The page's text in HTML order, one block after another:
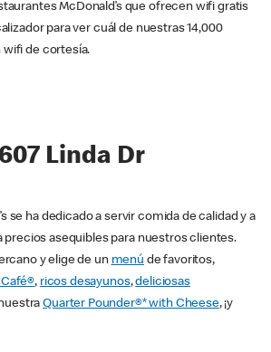
McDonald’s que ofrecen wifi gratis
para ver cuál de nuestras 14,000
de cortesía.
Linda Dr
se ha dedicado a servir comida de calidad y a
precios asequibles para nuestros clientes.
y elige de un menú de favoritos,
, ricos desayunos,deliciosas
Quarter Pounder®* with Cheese, ¡y